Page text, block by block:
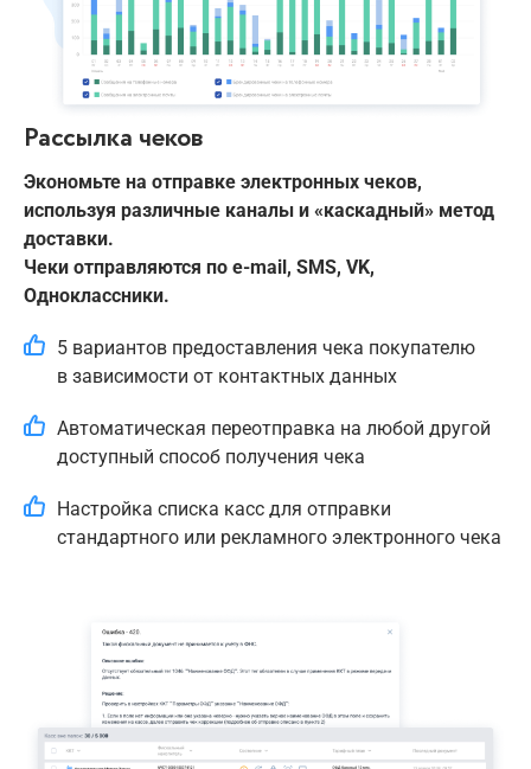
Рассылка чеков
Экономьте на отправке электронных чеков,
используя различные каналы и «каскадный» метод
доставки.
Чеки отправляются по e-mail, SMS, VK,
Одноклассники.
5 вариантов предоставления чека покупателю
в зависимости от контактных данных
Автоматическая переотправка на любой другой
доступный способ получения чека
Настройка списка касс для отправки
стандартного или рекламного электронного чека